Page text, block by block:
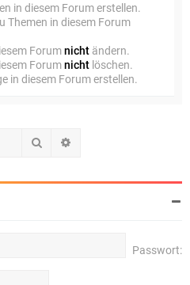
in diesem Forum erstellen.
Themen in diesem Forum
Forumnicht ändern.
Forumnicht löschen.
in diesem Forum erstellen.
Suche
Passwort: